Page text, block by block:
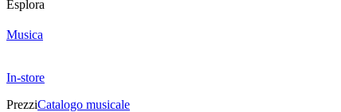
Esplora
Musica
In-store
PrezziCatalogo musicale